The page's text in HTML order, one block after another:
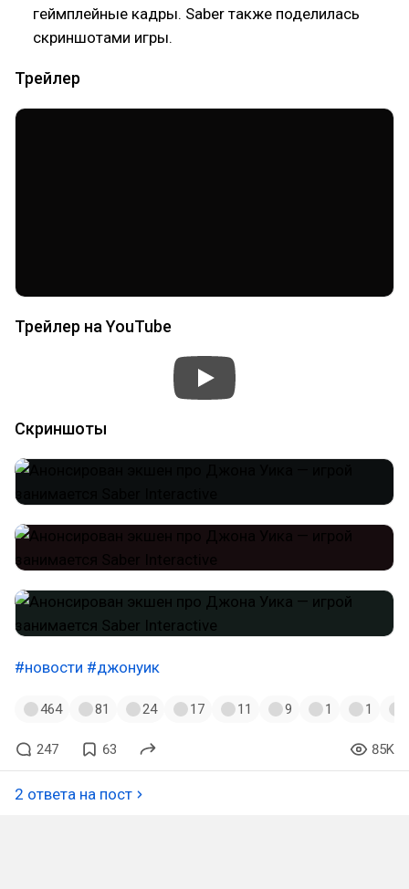
геймплейные кадры. Saber также поделилась
скриншотами игры.
Трейлер
Трейлер на YouTube
Скриншоты
#новости #джонуик
464 81 24 17 11 9 1 1
247 63 85K
2 ответа на пост